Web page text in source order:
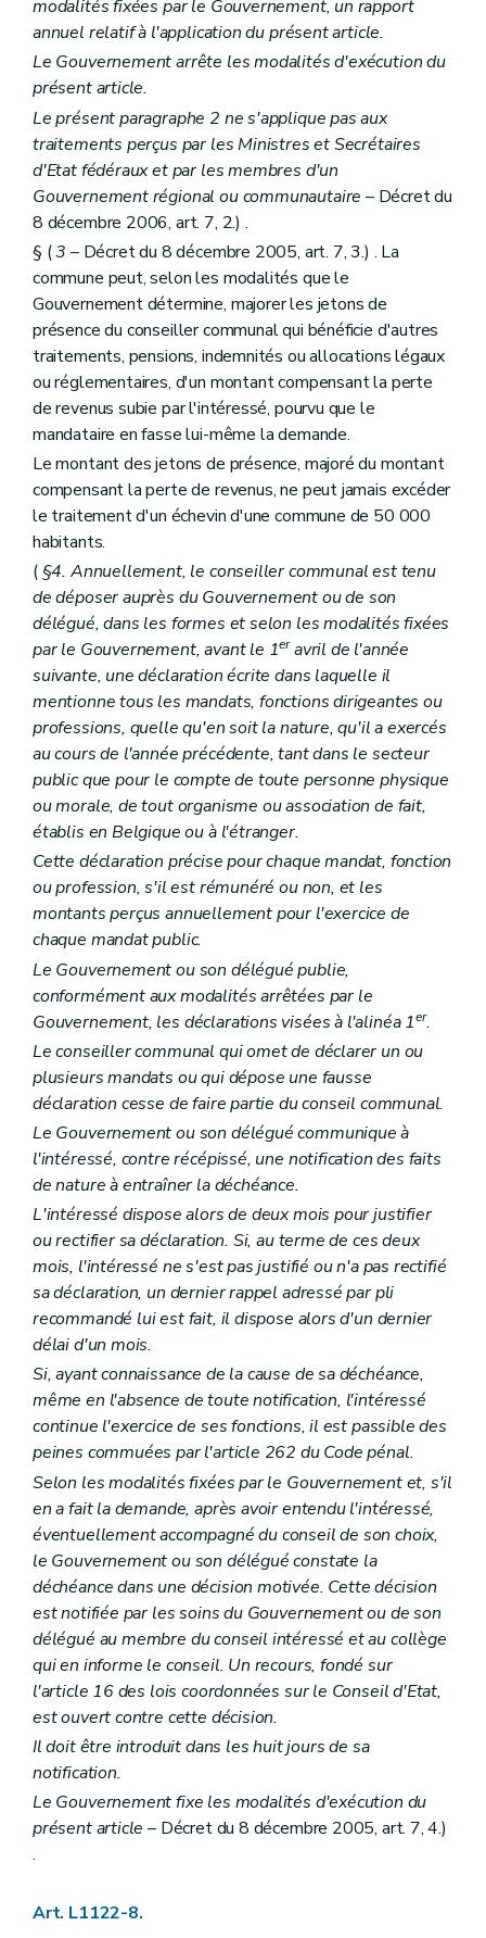
Art. L2112-3
Section 2 Le conseil
Sous-section première
Art. L2112-4
Art. L2112-6
Art. L2112-7
Sous-section 2 Attributions
Art. L2112-8
Section 3 Le collège
Art. L2112-9
Art. L2112-10
Art. L2112-11
Art. L2112-12
Art. L2112-13
Art. L2112-14
Art. L2112-15
Chapitre III Actes des autorités des fédérations et des agglomérations de communes
Art. L2113-1
Art. L2113-2
Art. L2113-3
Titre II Administration des agglomérations et des fédérations de communes
Chapitre premier Le personnel
Art. L2121-1
Art. L2121-2
Art. L2121-3
Art. L2122-1
Chapitre III Administration de certains services
Art. L2123-1
Art. L2123-2
Art. L2123-3
Titre III Finances des agglomérations et fédérations de communes
Chapitre unique
Art. L2131-1
Art. L2131-2
Art. L2131-3
Art. L2131-4
Art. L2131-5
Art. L2131-6
Art. L2131-7
Titre IV
La concertation
Chapitre unique
Art. L2141-1
Livre II Les provinces
Titre premier
Chapitre premier
Art. L2211-1
Chapitre II Organes provinciaux
Section première Dispositions générales
Art. L2212-1
Art. L2212-2
Art. L2212-3
Art. L2212-4
Le conseil provincial
Sous-section première Mode de désignation et statut des conseillers provinciaux
Art. L2212-5
Art. L2212-6
Art. L2212-7
Art. L2212-8
Art. L2212-9
Sous-section 2 Réunions et délibérations du conseil provincial
Art. L2212-10
Art. L2212-11
Art. L2212-12
Art. L2212-14
Art. L2212-15
Art. L2212-16
Art. L2212-17
Art. L2212-18
Art. L2212-19
Art. L2212-20
Art. L2212-21
Art. L2212-22
Art. L2212-23
Art. L2212-24
Art. L2212-25
Art. L2212-26
Art. L2212-27
Sous-section 3 Droit à l'information
Art. L2212-28
Art. L2212-29
Art. L2212-30
Art. L2212-31
Sous-section 4 Attributions du conseil provincial
Art. L2212-33
Art. L2212-34
Section 3
modalités fixées par le Gouvernement, un rapport
annuel relatif à l'application du présent article.
Le Gouvernement arrête les modalités d'exécution du
présent article.
Le présent paragraphe 2 ne s'applique pas aux
traitements perçus par les Ministres et Secrétaires
d'Etat fédéraux et par les membres d'un
Gouvernement régional ou communautaire – Décret du
8 décembre 2006, art. 7, 2.) .
§ (3 – Décret du 8 décembre 2005, art. 7, 3.) . La
commune peut, selon les modalités que le
Gouvernement détermine, majorer les jetons de
présence du conseiller communal qui bénéficie d'autres
traitements, pensions, indemnités ou allocations légaux
ou réglementaires, d'un montant compensant la perte
de revenus subie par l'intéressé, pourvu que le
mandataire en fasse lui-même la demande.
Le montant des jetons de présence, majoré du montant
compensant la perte de revenus, ne peut jamais excéder
le traitement d'un échevin d'une commune de 50 000
habitants.
( §4. Annuellement, le conseiller communal est tenu
de déposer auprès du Gouvernement ou de son
délégué, dans les formes et selon les modalités fixées
par le Gouvernement, avant le 1eravril de l'année
suivante, une déclaration écrite dans laquelle il
mentionne tous les mandats, fonctions dirigeantes ou
professions, quelle qu'en soit la nature, qu'il a exercés
au cours de l'année précédente, tant dans le secteur
public que pour le compte de toute personne physique
ou morale, de tout organisme ou association de fait,
établis en Belgique ou à l'étranger.
Cette déclaration précise pour chaque mandat, fonction
ou profession, s'il est rémunéré ou non, et les
montants perçus annuellement pour l'exercice de
chaque mandat public.
Le Gouvernement ou son délégué publie,
conformément aux modalités arrêtées par le
Gouvernement, les déclarations visées à l'alinéa 1er.
Le conseiller communal qui omet de déclarer un ou
plusieurs mandats ou qui dépose une fausse
déclaration cesse de faire partie du conseil communal.
Le Gouvernement ou son délégué communique à
l'intéressé, contre récépissé, une notification des faits
de nature à entraîner la déchéance.
L'intéressé dispose alors de deux mois pour justifier
ou rectifier sa déclaration. Si, au terme de ces deux
mois, l'intéressé ne s'est pas justifié ou n'a pas rectifié
sa déclaration, un dernier rappel adressé par pli
recommandé lui est fait, il dispose alors d'un dernier
délai d'un mois.
Si, ayant connaissance de la cause de sa déchéance,
même en l'absence de toute notification, l'intéressé
continue l'exercice de ses fonctions, il est passible des
peines commuées par l'article 262 du Code pénal.
Selon les modalités fixées par le Gouvernement et, s'il
en a fait la demande, après avoir entendu l'intéressé,
éventuellement accompagné du conseil de son choix,
le Gouvernement ou son délégué constate la
déchéance dans une décision motivée. Cette décision
est notifiée par les soins du Gouvernement ou de son
délégué au membre du conseil intéressé et au collège
qui en informe le conseil. Un recours, fondé sur
l'article 16 des lois coordonnées sur le Conseil d'Etat,
est ouvert contre cette décision.
Il doit être introduit dans les huit jours de sa
notification.
Le Gouvernement fixe les modalités d'exécution du
présent article – Décret du 8 décembre 2005, art. 7, 4.)
.
Art. L1122-8.